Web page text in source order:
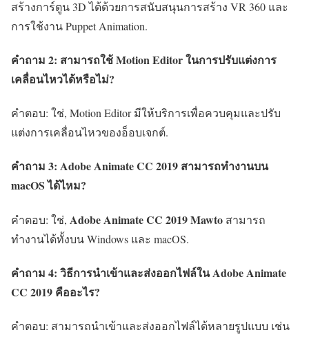
สร้างการ์ตูน 3D ได้ด้วยการสนับสนุนการสร้าง VR 360 และ
การใช้งาน Puppet Animation.
คำถาม 2: สามารถใช้ Motion Editor ในการปรับแต่งการ
เคลื่อนไหวได้หรือไม่?
คำตอบ: ใช่, Motion Editor มีให้บริการเพื่อควบคุมและปรับ
แต่งการเคลื่อนไหวของอ็อบเจกต์.
คำถาม 3: Adobe Animate CC 2019 สามารถทำงานบน
macOS ได้ไหม?
คำตอบ: ใช่, Adobe Animate CC 2019 Mawto สามารถ
ทำงานได้ทั้งบน Windows และ macOS.
คำถาม 4: วิธีการนำเข้าและส่งออกไฟล์ใน Adobe Animate
CC 2019 คืออะไร?
คำตอบ: สามารถนำเข้าและส่งออกไฟล์ได้หลายรูปแบบ เช่น